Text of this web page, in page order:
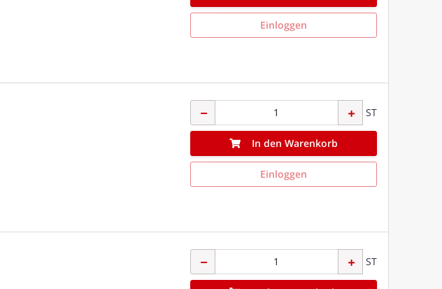
Einloggen
ST
In den Warenkorb
Einloggen
ST